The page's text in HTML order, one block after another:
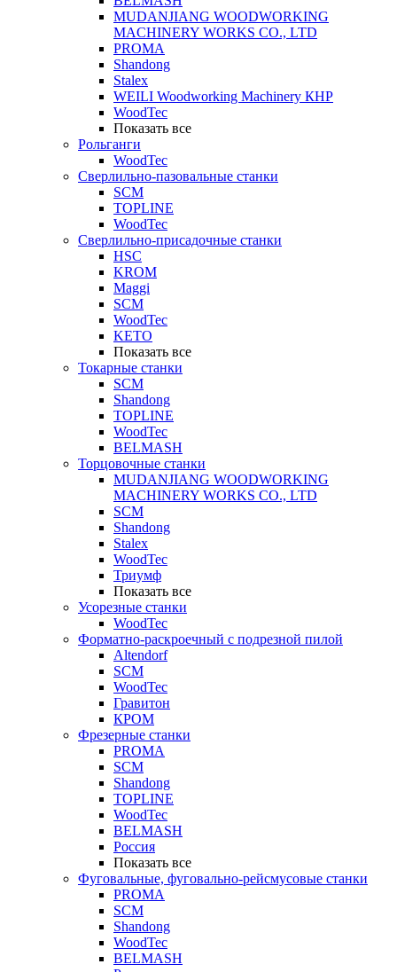
MUDANJIANG WOODWORKING
MACHINERY WORKS CO., LTD
PROMA
Shandong
Stalex
WEILI Woodworking Machinery КНР
WoodTec
Показать все
Рольганги
WoodTec
Сверлильно-пазовальные станки
SCM
TOPLINE
WoodTec
Сверлильно-присадочные станки
HSC
KROM
Maggi
SCM
WoodTec
KETO
Показать все
Токарные станки
SCM
Shandong
TOPLINE
WoodTec
BELMASH
Торцовочные станки
MUDANJIANG WOODWORKING
MACHINERY WORKS CO., LTD
SCM
Shandong
Stalex
WoodTec
Триумф
Показать все
Усорезные станки
WoodTec
Форматно-раскроечный с подрезной пилой
Altendorf
SCM
WoodTec
Гравитон
КРОМ
Фрезерные станки
PROMA
SCM
Shandong
TOPLINE
WoodTec
BELMASH
Россия
Показать все
Фуговальные, фуговально-рейсмусовые станки
PROMA
SCM
Shandong
WoodTec
BELMASH